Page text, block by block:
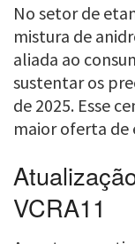
No setor de
mistura de
aliada ao
sustentar os
de 2025. Esse
maior oferta
VCRA11